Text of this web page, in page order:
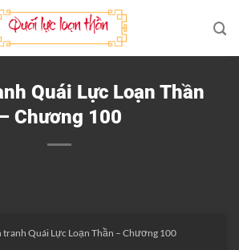
Quái Lực Loạn Thần
Chương 100
tranh Quái Lực Loạn Thần – Chương 100